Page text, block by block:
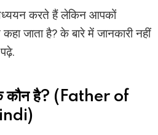
करते हैं लेकिन आपकों
जाता है? के बारे में जानकारी नहीं
कौन है? (Father of